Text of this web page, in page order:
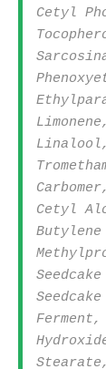
Cetyl
Cetyl